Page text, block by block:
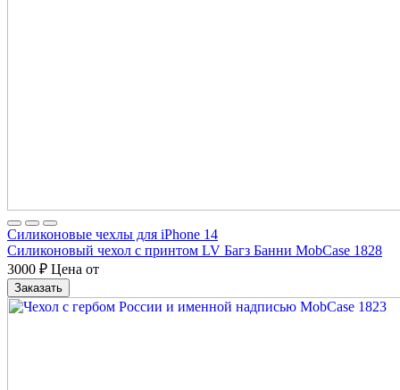
Силиконовые чехлы для iPhone 14
Силиконовый чехол с принтом LV Багз Банни MobCase 1828
3000 ₽ Цена от
Заказать